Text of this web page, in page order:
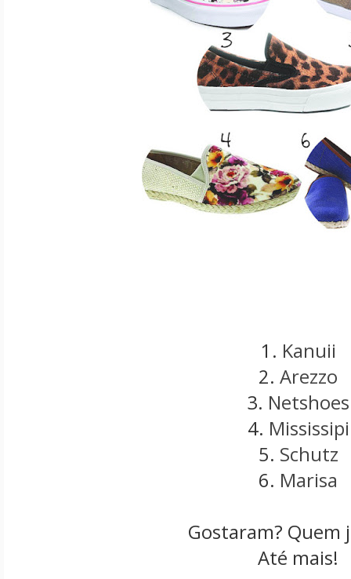
1. Kanuii
2. Arezzo
3. Netshoes
4. Mississipi
5. Schutz
6. Marisa
Gostaram? Quem
Até mais!